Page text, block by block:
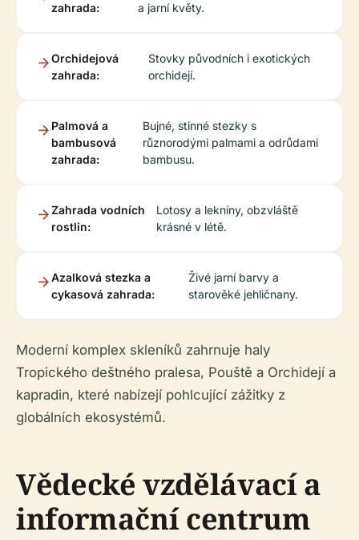
zahrada:
a jarní květy.
Orchidejová
zahrada:
Stovky původních i exotických
orchidejí.
Palmová a
bambusová
zahrada:
Bujné, stinné stezky s
různorodými palmami a odrůdami
bambusu.
Zahrada vodních
rostlin:
Lotosy a lekníny, obzvláště
krásné v létě.
Azalková stezka a
cykasová zahrada:
Živé jarní barvy a
starověké jehličnany.
Moderní komplex skleníků zahrnuje haly
Tropického deštného pralesa, Pouště a Orchidejí a
kapradin, které nabízejí pohlcující zážitky z
globálních ekosystémů.
Vědecké vzdělávací a
informační centrum